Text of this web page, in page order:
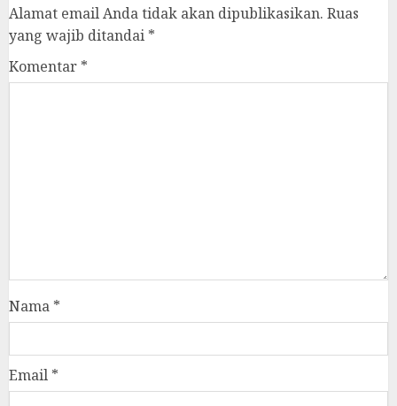
Alamat email Anda tidak akan dipublikasikan. Ruas
yang wajib ditandai *
Komentar *
Nama *
Email *